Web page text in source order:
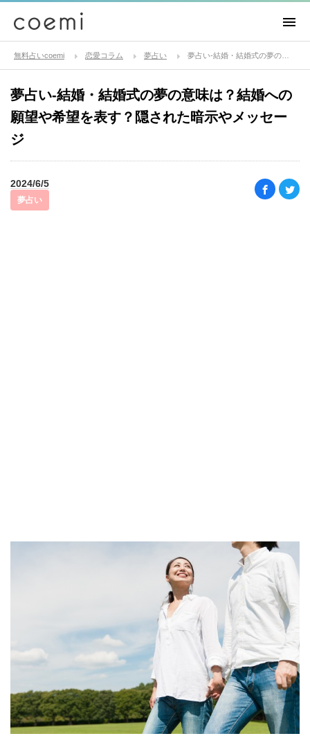
無料占いcoemi 恋愛コラム 夢占い
夢占い-結婚・結婚式の夢の意味は？結婚への
願望や希望を表す？隠された暗示やメッセー
ジ
2024/6/5
夢占い